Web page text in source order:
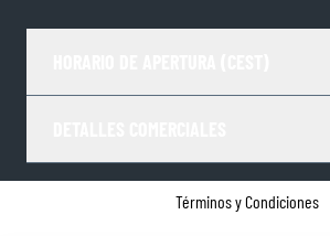
Términos y Condiciones